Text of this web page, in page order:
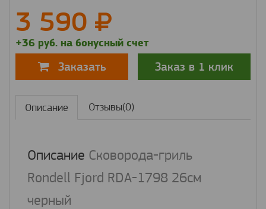
3 590
+36 руб. на бонусный счет
Заказать Заказ в 1 клик
Описание Отзывы(0)
Описание Сковорода-гриль
Rondell Fjord RDA-1798 26см
черный